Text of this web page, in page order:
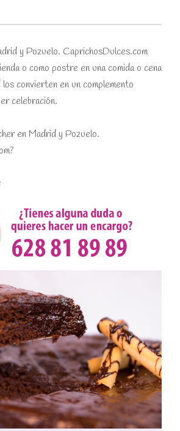
y Pozuelo. CaprichosDulces.com
o como postre en una comida o cena
convierten en un complemento
celebración.
en Madrid y Pozuelo.